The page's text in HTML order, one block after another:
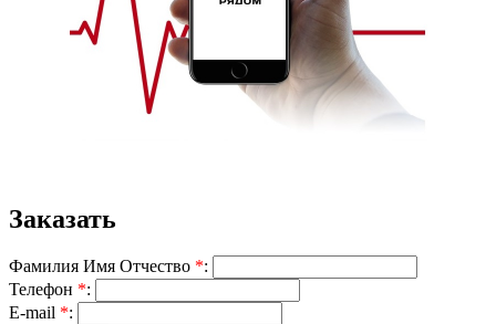
Заказать
Фамилия Имя Отчество *:
Телефон *:
E-mail *: